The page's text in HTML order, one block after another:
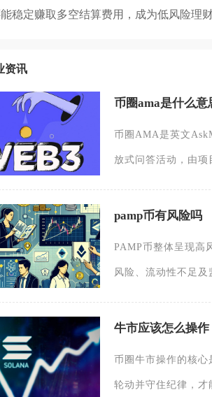
稳定赚取多空结算费用，成为低风险理财
资讯
币圈ama是什么意
币圈AMA是英文
放式问答活动，由项
pamp币有风险吗
PAMP币整体呈现高
风险、流动性不足
牛市应该怎么操作
币圈牛市操作的核心
轮动并守住纪律，才